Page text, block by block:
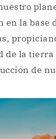
en la base
de la
de